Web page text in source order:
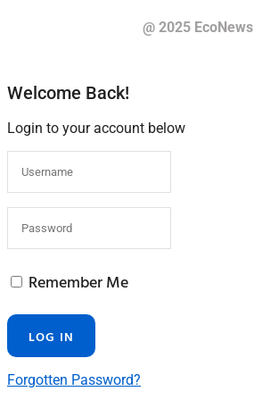
@ 2025 EcoNews
Welcome Back!
Login to your account below
Remember Me
Forgotten Password?